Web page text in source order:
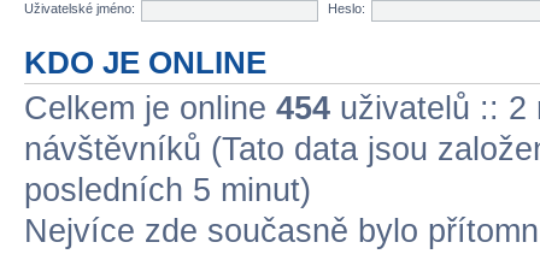
Uživatelské jméno:
Heslo:
KDO JE ONLINE
Celkem je online 454 uživatelů :: 2
návštěvníků (Tato data jsou
posledních 5 minut)
Nejvíce zde současně bylo